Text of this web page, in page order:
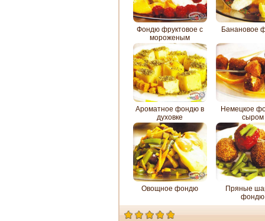
Фондю фруктовое с
мороженым
Банановое
Ароматное фондю в
духовке
Немецкое
сыром
Овощное фондю
Пряные
фондю